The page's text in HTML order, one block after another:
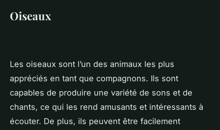
Oiseaux
Les oiseaux sont l’un des animaux les plus
appréciés en tant que compagnons. Ils sont
capables de produire une variété de sons et de
chants, ce qui les rend amusants et intéressants à
écouter. De plus, ils peuvent être facilement